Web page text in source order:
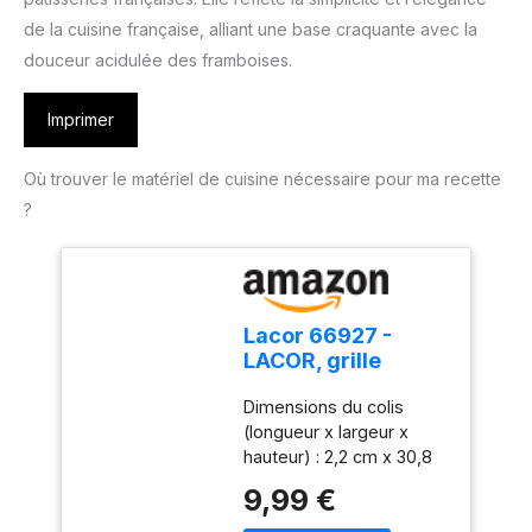
de la cuisine française, alliant une base craquante avec la
douceur acidulée des framboises.
Imprimer
Où trouver le matériel de cuisine nécessaire pour ma recette
?
Lacor 66927 -
LACOR, grille
pâtisserie, argent
Dimensions du colis
(longueur x largeur x
hauteur) : 2,2 cm x 30,8
colis : 420 g Pays
9,99 €